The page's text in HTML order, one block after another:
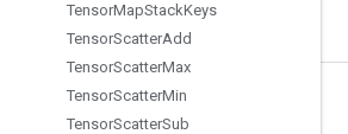
TensorMapStackKeys
TensorScatterAdd
TensorScatterMax
TensorScatterMin
TensorScatterSub
Мы в социальных сетях